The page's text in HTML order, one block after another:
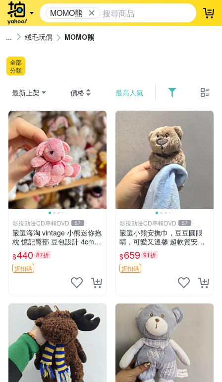
MOMO熊 登
絨毛玩偶 MOMO熊
全部
分類
最新上架 價格 最高人氣
影視動漫CD專輯DVD 57
嚴選海淘 vintage 小熊迷你抱
枕 憶記臀部 豆包設計 4cm
高 推薦收藏 迷你豆包小熊、
高臀部、豆袋抱枕
$440 87折
折扣碼
影視動漫CD專輯DVD 57
嚴選小熊安撫巾，豆豆圓眼
睛，可愛又溫馨 超軟質安撫
巾，豆豆設計，哄睡好幫手
約克豆豆眼安撫巾 數碼豆豆
眼
$659 91折
折扣碼